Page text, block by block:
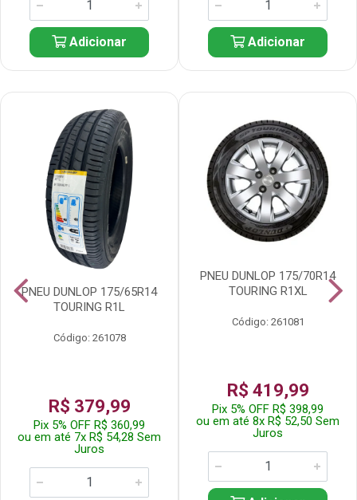
Adicionar Adicionar
PNEU DUNLOP 175/65R14
TOURING R1L
Código: 261078
R$ 379,99
Pix 5% OFF R$ 360,99
ou em até 7x R$ 54,28 Sem
Juros
PNEU DUNLOP 175/70R14
TOURING R1XL
Código: 261081
R$ 419,99
Pix 5% OFF R$ 398,99
ou em até 8x R$ 52,50 Sem
Juros